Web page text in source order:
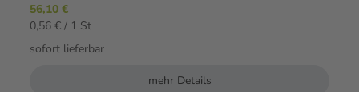
56,10 €
0,56 € / 1 St
sofort lieferbar
mehr Details